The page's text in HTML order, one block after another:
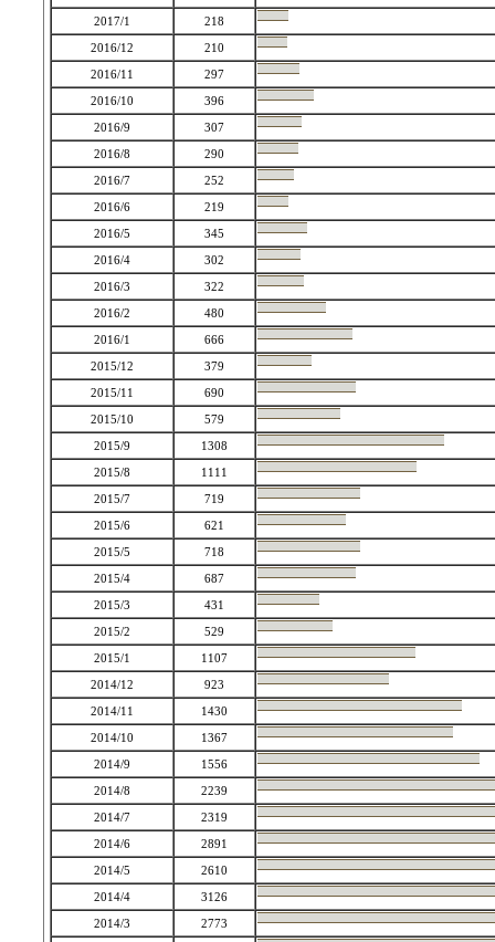
2017/1
218
2016/12
210
2016/11
297
2016/10
396
2016/9
307
2016/8
290
2016/7
252
2016/6
219
2016/5
345
2016/4
302
2016/3
322
2016/2
480
2016/1
666
2015/12
379
2015/11
690
2015/10
579
2015/9
1308
2015/8
1111
2015/7
719
2015/6
621
2015/5
718
2015/4
687
2015/3
431
2015/2
529
2015/1
1107
2014/12
923
2014/11
1430
2014/10
1367
2014/9
1556
2014/8
2239
2014/7
2319
2014/6
2891
2014/5
2610
2014/4
3126
2014/3
2773